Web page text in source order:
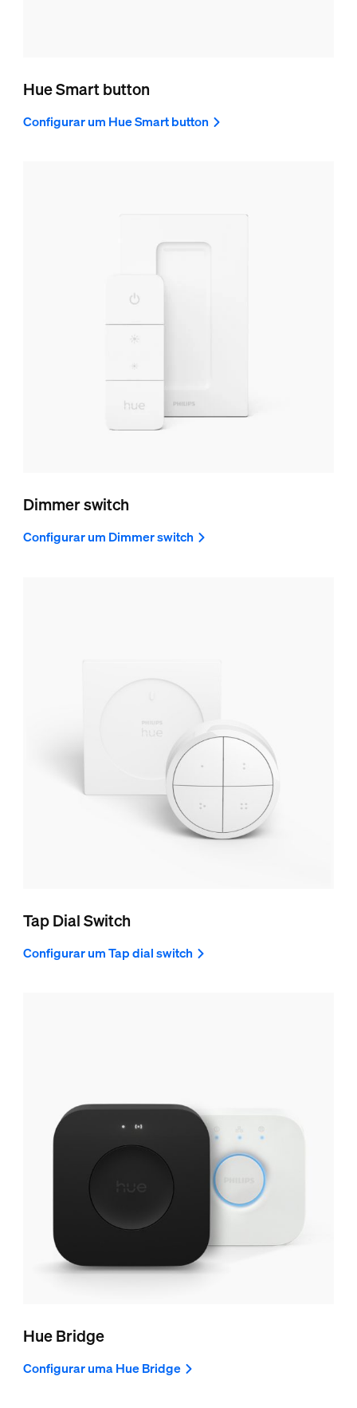
Hue Smart button
Configurar um Hue Smart button
Dimmer switch
Configurar um Dimmer switch
Tap Dial Switch
Configurar um Tap dial switch
Hue Bridge
Configurar uma Hue Bridge